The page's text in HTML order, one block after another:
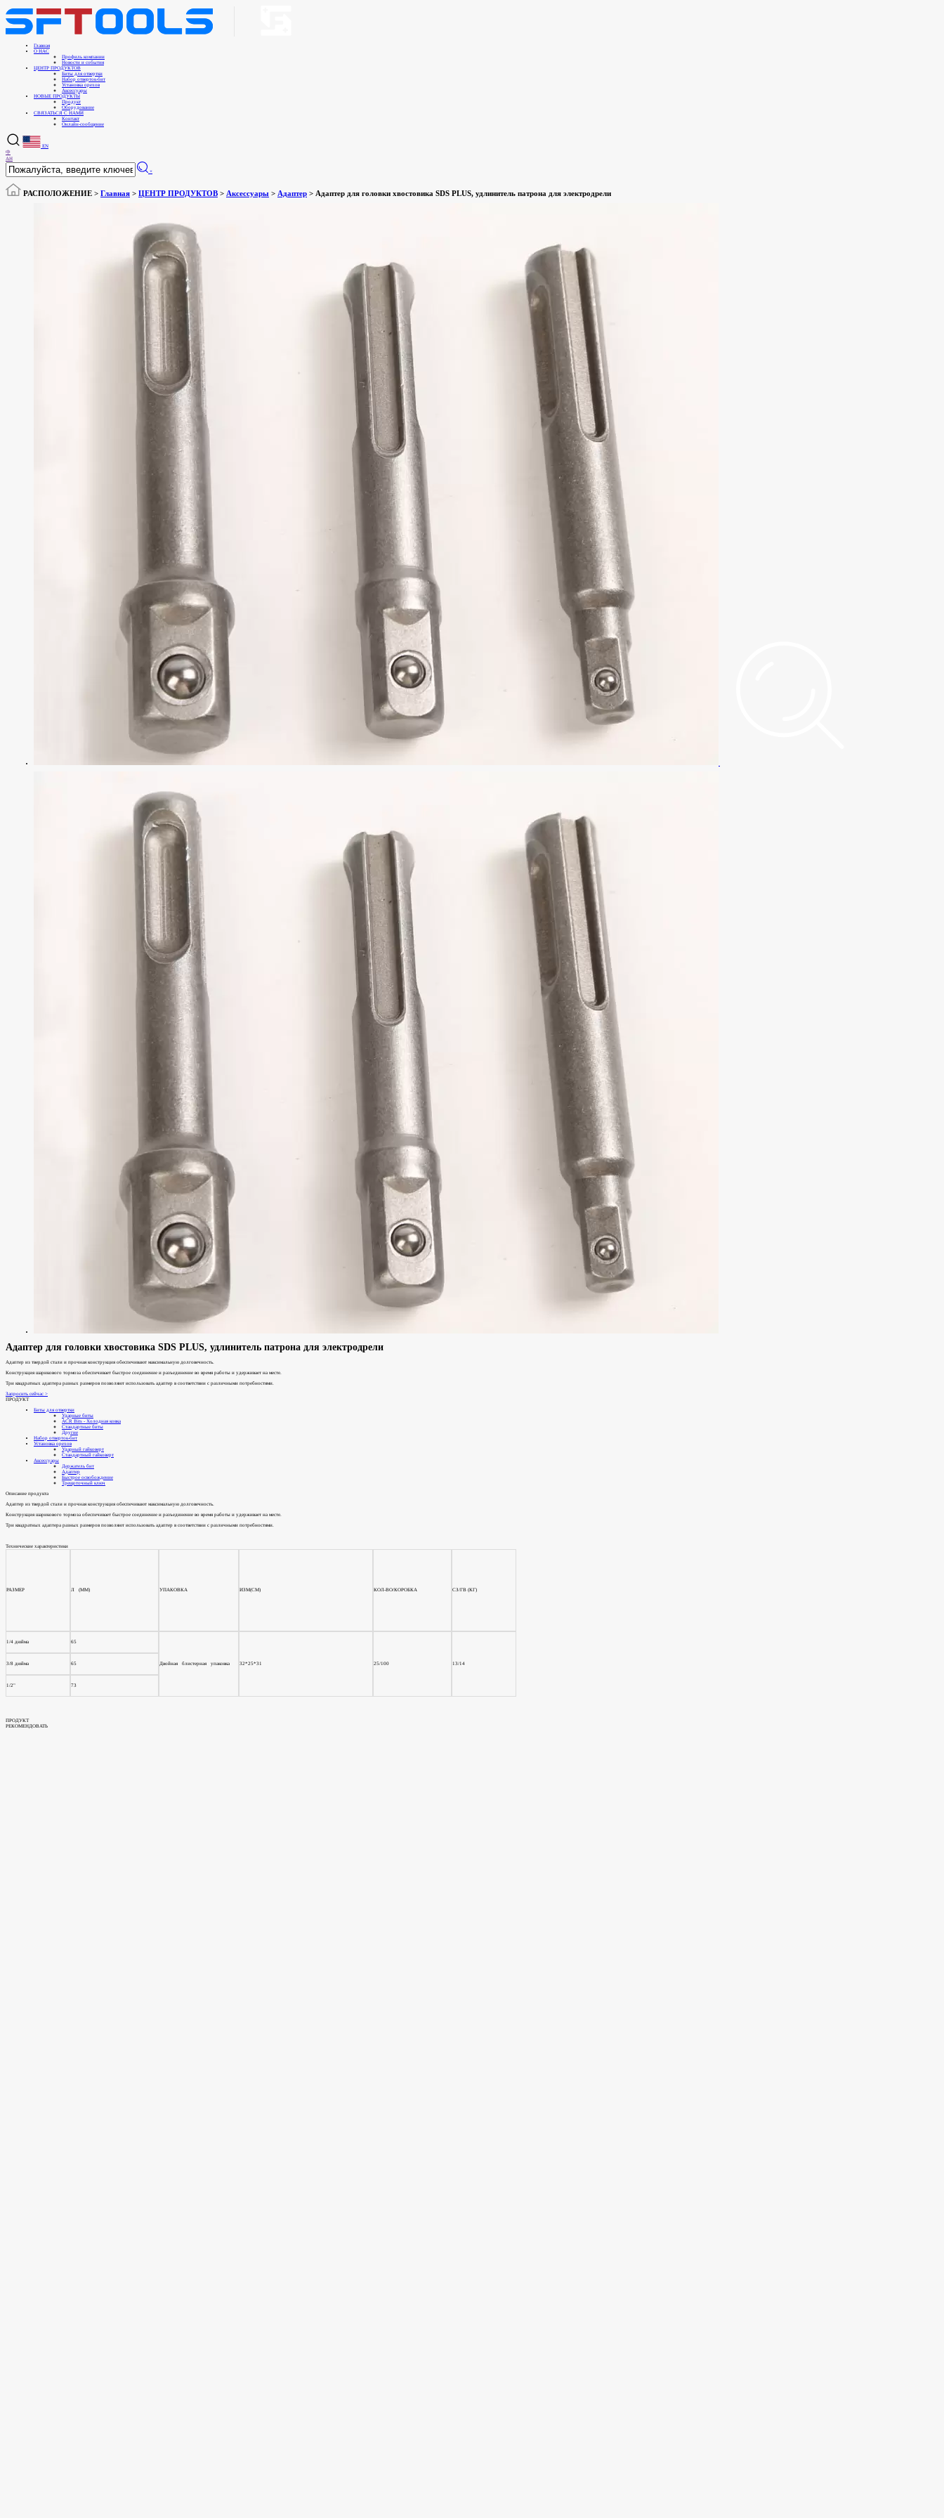
Главная
О НАС
Профиль компании
Новости и события
ЦЕНТР ПРОДУКТОВ
Биты для отвертки
Набор отверток-бит
Установка орехов
Аксессуары
НОВЫЕ ПРОДУКТЫ
Продукт
Оборудование
СВЯЗАТЬСЯ С НАМИ
Контакт
Онлайн-сообщение
EN
中
АН
×
РАСПОЛОЖЕНИЕ > Главная > ЦЕНТР ПРОДУКТОВ > Аксессуары > Адаптер > Адаптер для головки хвостовика SDS PLUS, удлинитель патрона для электродрели
Адаптер для головки хвостовика SDS PLUS, удлинитель патрона для электродрели
Адаптер из твердой стали и прочная конструкция обеспечивают максимальную долговечность.
Конструкция шарикового тормоза обеспечивает быстрое соединение и разъединение во время работы и удерживает на месте.
Три квадратных адаптера разных размеров позволяют использовать адаптер в соответствии с различными потребностями.
Запросить сейчас >
ПРОДУКТ
Биты для отвертки
Ударные биты
ACR Bits - Холодная ковка
Стандартные биты
Другие
Набор отверток-бит
Установка орехов
Ударный гайковерт
Стандартный гайковерт
Аксессуары
Держатель бит
Адаптер
Быстрое освобождение
Трещоточный ключ
Описание продукта
Адаптер из твердой стали и прочная конструкция обеспечивают максимальную долговечность.
Конструкция шарикового тормоза обеспечивает быстрое соединение и разъединение во время работы и удерживает на месте.
Три квадратных адаптера разных размеров позволяют использовать адаптер в соответствии с различными потребностями.
Технические характеристики
РАЗМЕР Л (ММ) УПАКОВКА ИЗМ(СМ) КОЛ-ВО/КОРОБКА СЗ/ГВ (КГ)
1/4 дюйма 65
Двойная блистерная упаковка 32*25*31 25/100 13/14
3/8 дюйма 65
1/2" 73
ПРОДУКТ
РЕКОМЕНДОВАТЬ